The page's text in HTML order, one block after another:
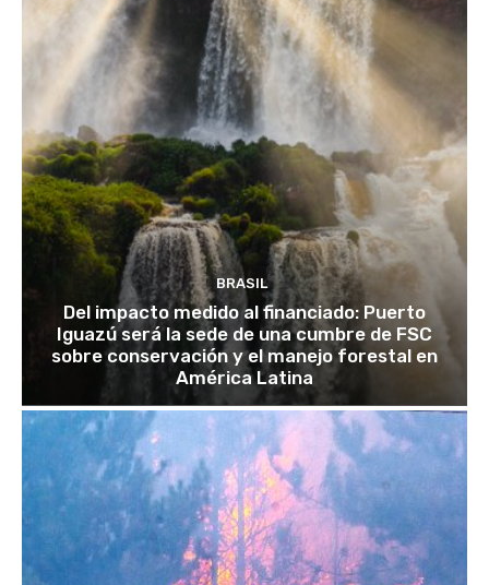
BRASIL
Del impacto medido al financiado: Puerto
Iguazú será la sede de una cumbre de FSC
sobre conservación y el manejo forestal en
América Latina